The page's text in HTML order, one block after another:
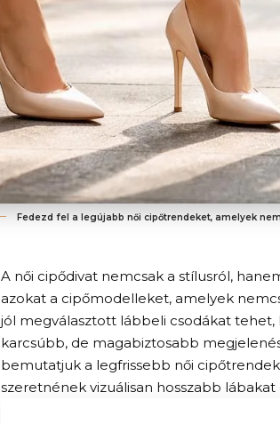
Fedezd fel a legújabb női cipőtrendeket, amelyek
A női cipődivat nemcsak a stílusról,
azokat a cipőmodelleket, amelyek
jól megválasztott lábbeli csodákat
karcsúbb, de magabiztosabb
bemutatjuk a legfrissebb női
szeretnének vizuálisan hosszabb lábakat